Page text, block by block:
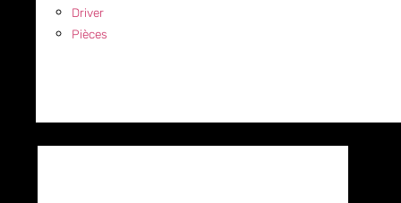
Driver
Pièces